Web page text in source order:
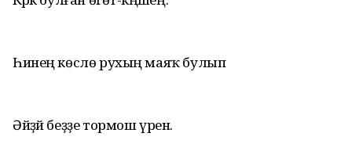
Һинең көслө рухың маяҡ булып
Әйҙәй беҙҙе тормош үренә.